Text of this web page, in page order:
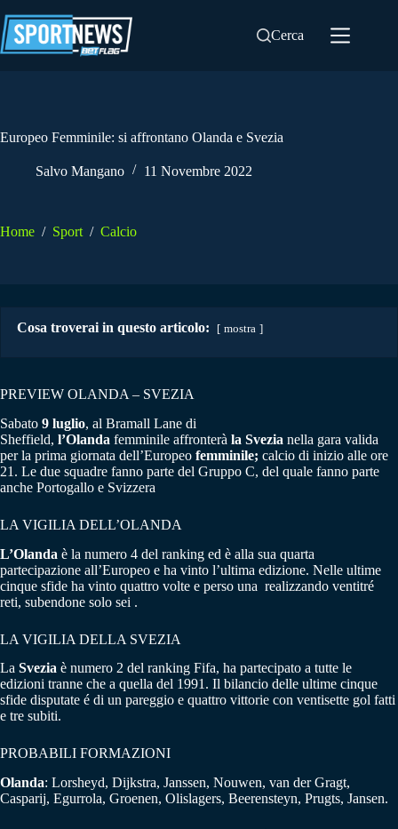
al
contenuto
Cerca
Europeo Femminile: si affrontano Olanda e Svezia
Salvo Mangano 11 Novembre 2022
Home / Sport / Calcio
Cosa troverai in questo articolo: mostra
PREVIEW OLANDA – SVEZIA
Sabato 9 luglio, al Bramall Lane di
Sheffield, l’Olanda femminile affronterà la Svezia nella gara valida
per la prima giornata dell’Europeo femminile; calcio di inizio alle ore
21. Le due squadre fanno parte del Gruppo C, del quale fanno parte
anche Portogallo e Svizzera
LA VIGILIA DELL’OLANDA
L’Olanda è la numero 4 del ranking ed è alla sua quarta
partecipazione all’Europeo e ha vinto l’ultima edizione. Nelle ultime
cinque sfide ha vinto quattro volte e perso una realizzando ventitré
reti, subendone solo sei .
LA VIGILIA DELLA SVEZIA
La Svezia è numero 2 del ranking Fifa, ha partecipato a tutte le
edizioni tranne che a quella del 1991. Il bilancio delle ultime cinque
sfide disputate é di un pareggio e quattro vittorie con ventisette gol fatti
e tre subiti.
PROBABILI FORMAZIONI
Olanda: Lorsheyd, Dijkstra, Janssen, Nouwen, van der Gragt,
Casparij, Egurrola, Groenen, Olislagers, Beerensteyn, Prugts, Jansen.